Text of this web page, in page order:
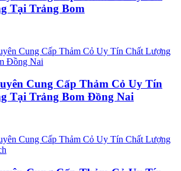
Tại Trảng Bom
Cung Cấp Thảm Cỏ Uy Tín
Tại Trảng Bom Đồng Nai